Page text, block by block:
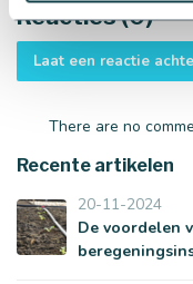
Reacties (0)
Laat een reactie
There are no
Recente artikelen
20-11-2024
De voordelen